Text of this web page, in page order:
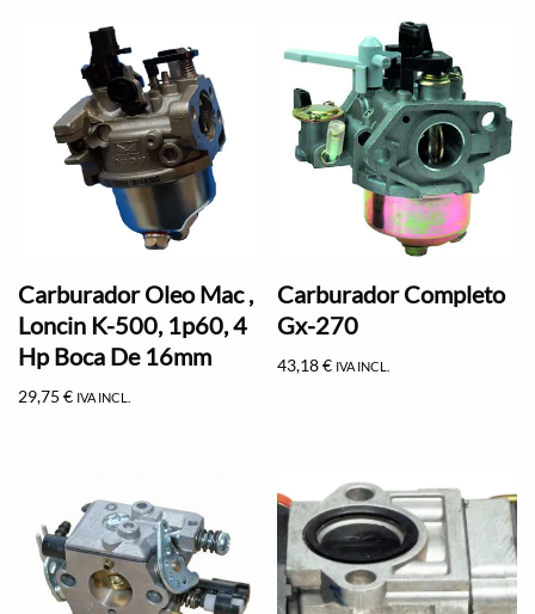
Carburador Oleo Mac ,
Loncin K-500, 1p60, 4
Hp Boca De 16mm
29,75 € IVA INCL.
Carburador Completo
Gx-270
43,18€ IVA INCL.